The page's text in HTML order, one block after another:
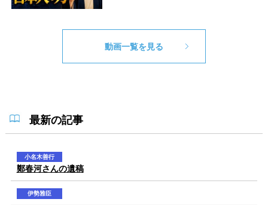
動画一覧を見る
最新の記事